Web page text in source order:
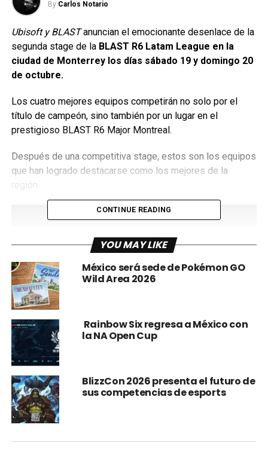
By Carlos Notario
Ubisoft y BLASTanuncian el emocionante desenlace de la
segunda stage de laBLAST R6 Latam League en la
ciudad de Monterrey los días sábado 19 y domingo 20
de octubre.
Los cuatro mejores equipos competirán no solo por el
título de campeón, sino también por un lugar en el
prestigioso BLAST R6 Major Montreal.
Después de una competitiva stage, estos son los equipos
que han logrado destacarse como los mejores de la
región.
Ahora se preparan para enfrentarse en una serie de
partidos que determinarán al próximo campeón del
#BR6Latam.
La Final Four del #BR6Latam promete ser una verdadera
fiesta para los seguidores del competitivo de Rainbow Six
CONTINUE READING
YOU MAY LIKE
México será sede de Pokémon GO
Wild Area 2026
Rainbow Six regresa a México con
la NA Open Cup
BlizzCon 2026 presenta el futuro de
sus competencias de esports